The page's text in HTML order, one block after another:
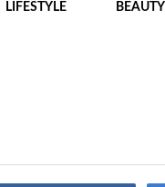
LIFESTYLE BEAUTY